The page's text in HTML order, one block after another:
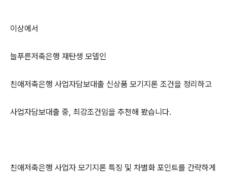
이상에서
늘푸른저축은행 재탄생 모델인
친애저축은행 사업자담보대출 신상품 모기지론 조건을 정리하고
사업자담보대출 중, 최강조건임을 추천해 봤습니다.
친애저축은행 사업자 모기지론 특징 및 차별화 포인트를 간략하게